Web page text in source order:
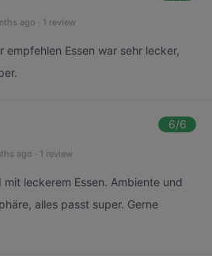
ago · 1 review
empfehlen Essen war sehr lecker,
6/6
ago · 1 review
mit leckerem Essen. Ambiente und
alles passt super. Gerne